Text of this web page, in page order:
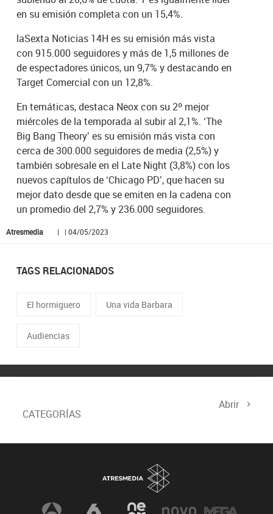
en su emisión completa con un 15,4%.
laSexta Noticias 14H es su emisión más vista
con 915.000 seguidores y más de 1,5 millones de
de espectadores únicos, un 9,7% y destacando en
Target Comercial con un 12,8%.
En temáticas, destaca Neox con su 2º mejor
miércoles de la temporada al subir al 2,1%. ‘The
Big Bang Theory’ es su emisión más vista con
cerca de 300.000 seguidores de media (2,5%) y
también sobresale en el Late Night (3,8%) con los
nuevos capítulos de ‘Chicago PD’, que hacen su
mejor dato desde que se emiten en la cadena con
un promedio del 2,7% y 236.000 seguidores.
Atresmedia | | 04/05/2023
TAGS RELACIONADOS
El hormiguero Una vida Barbara
Audiencias
CATEGORÍAS
Abrir